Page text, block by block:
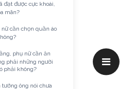
đạt được cực khoái,
mãn?
cần chọn quần áo
phụ nữ cần ăn
phải những người
phải không?
tưởng ông nói chưa